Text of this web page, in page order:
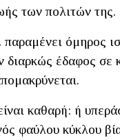
των πολιτών της.
όμηρος
διαρκώς έδαφος σε
καθαρή: ή
φαύλου κύκλου